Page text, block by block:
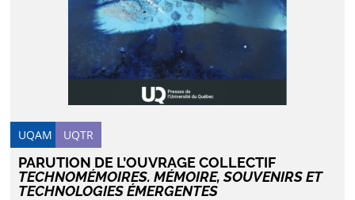
UQAM UQTR
PARUTION DE L’OUVRAGE COLLECTIF
TECHNOMÉMOIRES. MÉMOIRE, SOUVENIRS ET
TECHNOLOGIES ÉMERGENTES